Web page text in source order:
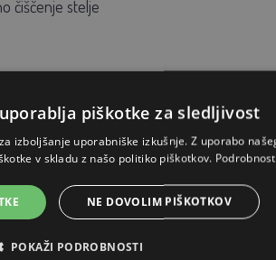
čiščenje stelje
za enostaven dostop
piškotke za sledljivost
izboljšanje uporabniške izkušnje. Z uporabo
v skladu z našo politiko piškotkov.
NE DOVOLIM PIŠKOTKOV
POKAŽI PODROBNOSTI